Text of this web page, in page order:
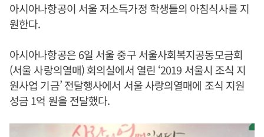
아시아나항공이 서울 저소득가정 학생들의 아침식사를 지
원한다.
아시아나항공은 6일 서울 중구 서울사회복지공동모금회
(서울 사랑의열매) 회의실에서 열린 ‘2019 서울시 조식 지
원사업 기금’ 전달행사에서 서울 사랑의열매에 조식 지원
성금 1억 원을 전달했다.